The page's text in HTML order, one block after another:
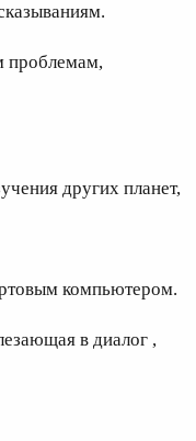
проблемам,
других планет,
компьютером.
в диалог ,